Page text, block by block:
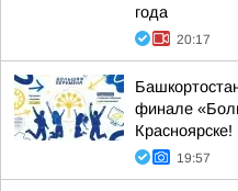
года
20:17
финале
Красноярске!
19:57